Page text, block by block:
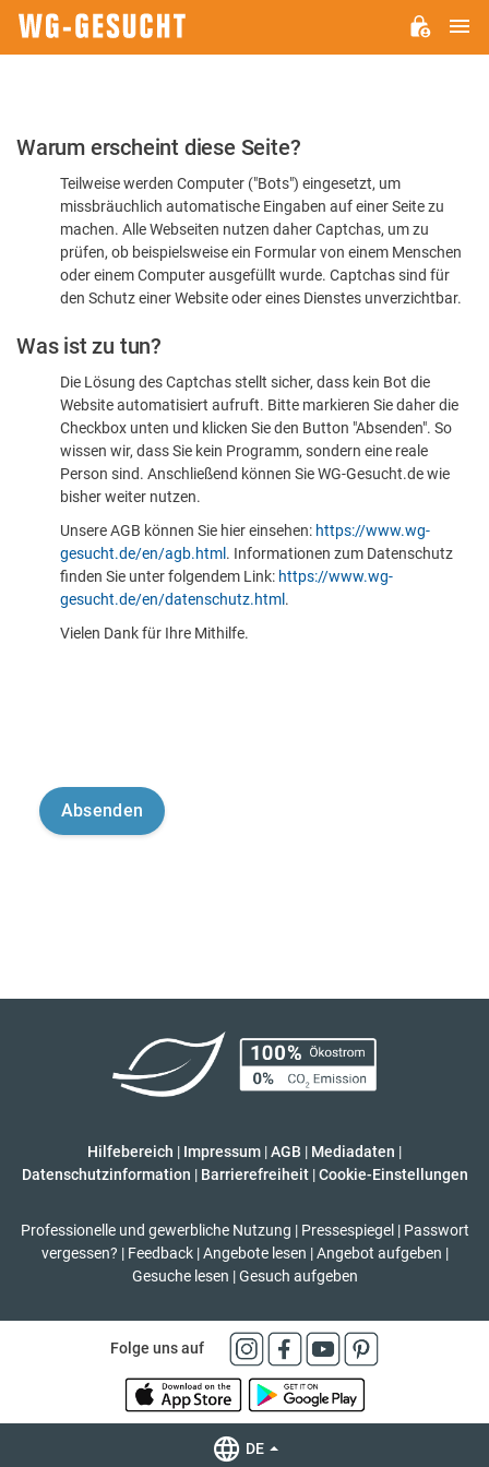
Bitte
dass
sind
Warum erscheint diese Seite?
Teilweise werden Computer ("Bots") eingesetzt, um
missbräuchlich automatische Eingaben auf einer Seite zu
machen. Alle Webseiten nutzen daher Captchas, um zu
prüfen, ob beispielsweise ein Formular von einem Menschen
oder einem Computer ausgefüllt wurde. Captchas sind für
den Schutz einer Website oder eines Dienstes unverzichtbar.
Was ist zu tun?
Die Lösung des Captchas stellt sicher, dass kein Bot die
Website automatisiert aufruft. Bitte markieren Sie daher die
Checkbox unten und klicken Sie den Button "Absenden". So
wissen wir, dass Sie kein Programm, sondern eine reale
Person sind. Anschließend können Sie WG-Gesucht.de wie
bisher weiter nutzen.
Unsere AGB können Sie hier einsehen: https://www.wg-
gesucht.de/en/agb.html . Informationen zum Datenschutz
finden Sie unter folgendem Link: https://www.wg-
gesucht.de/en/datenschutz.html .
Vielen Dank für Ihre Mithilfe.
Hilfebereich | Impressum |AGB | Mediadaten |
Datenschutzinformation | Barrierefreiheit | Cookie-Einstellungen
Professionelle und gewerbliche Nutzung | Pressespiegel | Passwort
vergessen? | Feedback | Angebote lesen | Angebot aufgeben |
Gesuche lesen | Gesuch aufgeben
Folge uns auf
DE